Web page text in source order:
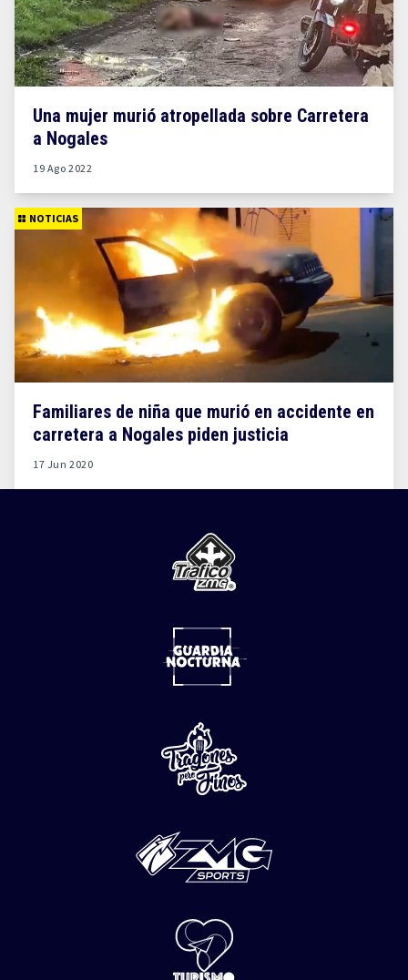
Una mujer murió atropellada sobre Carretera
a Nogales
19 Ago 2022
NOTICIAS
Familiares de niña que murió en accidente en
carretera a Nogales piden justicia
17 Jun 2020